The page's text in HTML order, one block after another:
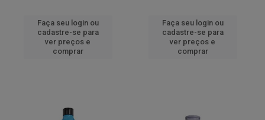
Faça seu login ou
cadastre-se para
ver preços e
comprar
Faça seu login ou
cadastre-se para
ver preços e
comprar